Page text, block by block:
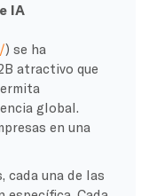
IA
) se ha
atractivo que
global.
en una
cada una de las